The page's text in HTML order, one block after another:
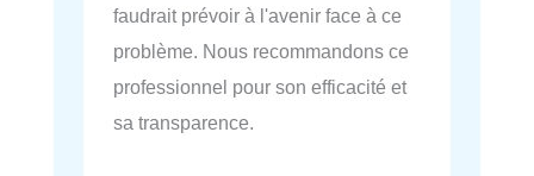
faudrait prévoir à l'avenir face à ce
problème. Nous recommandons ce
professionnel pour son efficacité et
sa transparence.